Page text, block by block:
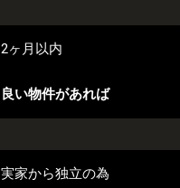
2ヶ月以内
良い物件があれば
実家から独立の為